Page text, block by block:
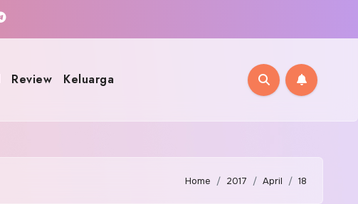
Review Keluarga
Home 2017 April 18